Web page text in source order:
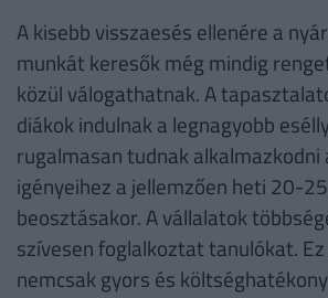
A kisebb visszaesés ellenére a
munkát keresők még mindig
közül válogathatnak. A
diákok indulnak a legnagyobb
rugalmasan tudnak
igényeihez a jellemzően heti 20-
beosztásakor. A vállalatok
szívesen foglalkoztat tanulókat.
nemcsak gyors és